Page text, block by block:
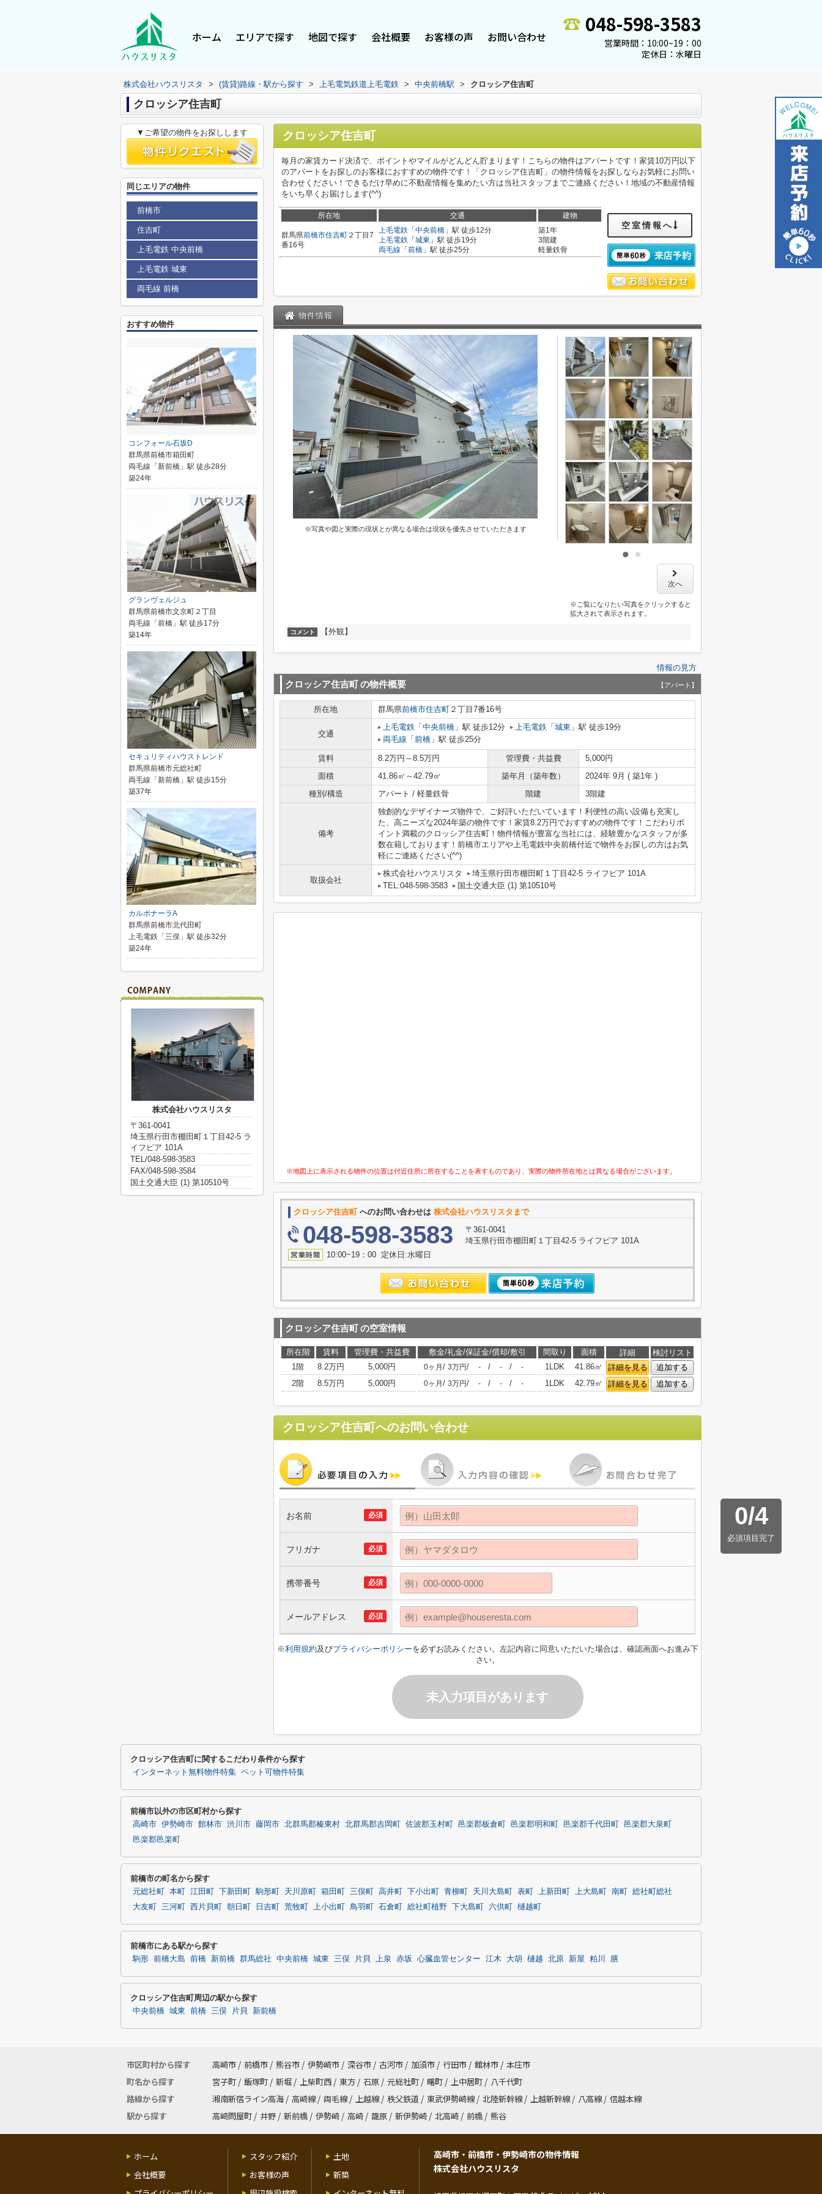
ホーム エリアで探す 地図で探す 会社概要 お客様の声 お問い合わせ
048-598-3583
営業時間：10:00~19：00
定休日：水曜日
株式会社ハウスリスタ > (賃貸)路線・駅から探す > 上毛電気鉄道上毛電鉄 > 中央前橋駅 > クロッシア住吉町
クロッシア住吉町
クロッシア住吉町
毎月の家賃カード決済で、ポイントやマイルがどんどん貯まります！こちらの物件はアパートです！家賃10万円以下
のアパートをお探しのお客様におすすめの物件です！「クロッシア住吉町」の物件情報をお探しならお気軽にお問い
合わせください！できるだけ早めに不動産情報を集めたい方は当社スタッフまでご連絡ください！地域の不動産情報
をいち早くお届けします(^^)
所在地 交通 建物
群馬県前橋市住吉町 ２丁目7
番16号
上毛電鉄 「 中央前橋 」駅 徒歩12分
上毛電鉄 「 城東 」駅 徒歩19分
両毛線 「 前橋 」駅 徒歩25分
築1年
3階建
軽量鉄骨
空室情報へ
物件情報
※写真や図と実際の現状とが異なる場合は現状を優先させていただきます
次へ
※ご覧になりたい写真をクリックすると
拡大されて表示されます。
コメント 【外観】
情報の見方
クロッシア住吉町の物件概要 【アパート】
所在地 群馬県前橋市住吉町 ２丁目7番16号
交通
上毛電鉄 「 中央前橋 」駅 徒歩12分 上毛電鉄 「 城東 」駅 徒歩19分
両毛線 「 前橋 」駅 徒歩25分
賃料 8.2万円～8.5万円 管理費・共益費
5,000円
面積
41.86㎡～42.79㎡ 築年月（築年数）
2024年 9月 ( 築1年 )
種別/構造
アパート / 軽量鉄骨 階建 3階建
備考
独創的なデザイナーズ物件で、ご好評いただいています！利便性の高い設備も充実し
た、高ニーズな2024年築の物件です！家賃8.2万円でおすすめの物件です！こだわりポ
イント満載のクロッシア住吉町！物件情報が豊富な当社には、経験豊かなスタッフが多
数在籍しております！前橋市エリアや上毛電鉄中央前橋付近で物件をお探しの方はお気
軽にご連絡ください(^^)
取扱会社
株式会社ハウスリスタ
埼玉県行田市棚田町１丁目42-5 ライフピア 101A
TEL:048-598-3583
国土交通大臣 (1) 第10510号
※地図上に表示される物件の位置は付近住所に所在することを表すものであり、実際の物件所在地とは異なる場合がございます。
クロッシア住吉町へのお問い合わせは 株式会社ハウスリスタまで
048-598-3583
〒361-0041
埼玉県行田市棚田町１丁目42-5 ライフピア 101A
10:00~19：00 定休日:水曜日
クロッシア住吉町の空室情報
所在階 賃料 管理費・共益費 敷金/礼金/保証金/償却/敷引 間取り 面積 詳細
検討リスト
1階
8.2万円 5,000円 0ヶ月 / 3万円/ - / - / - 1LDK 41.86㎡ 詳細を見る
追加する
2階
8.5万円 5,000円 0ヶ月 / 3万円/ - / - / - 1LDK 42.79㎡ 詳細を見る 追加する
クロッシア住吉町へのお問い合わせ
0/4
必須項目完了
必須
お名前
必須
フリガナ
必須
携帯番号
必須
メールアドレス
※利用規約及びプライバシーポリシーを必ずお読みください。左記内容に同意いただいた場合は、確認画面へお進み下
さい。
未入力項目があります
▼ご希望の物件をお探しします
同じエリアの物件
前橋市
住吉町
上毛電鉄 中央前橋
上毛電鉄 城東
両毛線 前橋
おすすめ物件
コンフォール石坂D
群馬県前橋市箱田町
両毛線「新前橋」駅 徒歩28分
築24年
グランヴェルジュ
群馬県前橋市文京町２丁目
両毛線「前橋」駅 徒歩17分
築14年
セキュリティハウストレンド
群馬県前橋市元総社町
両毛線「新前橋」駅 徒歩15分
築37年
カルボナーラA
群馬県前橋市北代田町
上毛電鉄「三俣」駅 徒歩32分
築24年
株式会社ハウスリスタ
〒361-0041
埼玉県行田市棚田町１丁目42-5 ラ
イフピア 101A
TEL/048-598-3583
FAX/048-598-3584
国土交通大臣 (1) 第10510号
クロッシア住吉町に関するこだわり条件から探す
インターネット無料物件特集 ペット可物件特集
前橋市以外の市区町村から探す
高崎市 伊勢崎市 館林市 渋川市 藤岡市 北群馬郡榛東村 北群馬郡吉岡町 佐波郡玉村町 邑楽郡板倉町 邑楽郡明和町 邑楽郡千代田町
邑楽郡大泉町
邑楽郡邑楽町
前橋市の町名から探す
元総社町 本町 江田町 下新田町 駒形町 天川原町 箱田町 三俣町 高井町 下小出町 青柳町 天川大島町 表町 上新田町 上大島町 南町
総社町総社
大友町
三河町 西片貝町 朝日町 日吉町 荒牧町 上小出町 鳥羽町 石倉町 総社町植野 下大島町 六供町 樋越町
前橋市にある駅から探す
駒形 前橋大島 前橋 新前橋 群馬総社 中央前橋 城東 三俣 片貝 上泉 赤坂 心臓血管センター 江木 大胡 樋越 北原 新屋 粕川 膳
クロッシア住吉町周辺の駅から探す
中央前橋 城東 前橋 三俣 片貝 新前橋
市区町村から探す 高崎市 / 前橋市 / 熊谷市 / 伊勢崎市 / 深谷市 / 古河市 / 加須市 / 行田市 / 館林市 / 本庄市
町名から探す
宮子町 / 飯塚町 / 新堀 / 上柴町西 / 東方 / 石原 / 元総社町 / 曙町 / 上中居町 / 八千代町
路線から探す
湘南新宿ライン高海 / 高崎線 / 両毛線 / 上越線 / 秩父鉄道 / 東武伊勢崎線 / 北陸新幹線 / 上越新幹線 / 八高線 / 信越本線
駅から探す
高崎問屋町 / 井野 / 新前橋 / 伊勢崎 / 高崎 / 籠原 / 新伊勢崎 / 北高崎 / 前橋 / 熊谷
ホーム
会社概要
スタッフ紹介
お客様の声
土地
新築
高崎市・前橋市・伊勢崎市の物件情報
株式会社ハウスリスタ